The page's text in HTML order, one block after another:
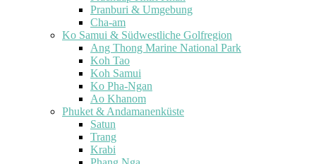
Pranburi & Umgebung
Cha-am
Ko Samui & Südwestliche Golfregion
Ang Thong Marine National Park
Koh Tao
Koh Samui
Ko Pha-Ngan
Ao Khanom
Phuket & Andamanenküste
Satun
Trang
Krabi